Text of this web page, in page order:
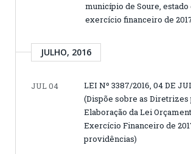
município de Soure, estado
exercício financeiro de
JULHO, 2016
JUL 04
LEI Nº 3387/2016, 04 DE
(Dispõe sobre as Diretrizes
Elaboração da Lei
Exercício Financeiro de
providências)